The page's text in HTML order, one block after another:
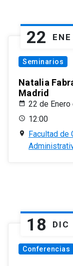
22 ENE
Seminarios
Natalia
Madrid
22 de
12:00
Facultad de
18 DIC
Conferencias